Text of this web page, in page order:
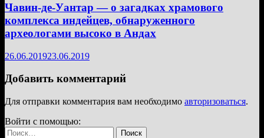
Чавин-де-Уантар — о загадках храмового
комплекса индейцев, обнаруженного
археологами высоко в Андах
26.06.201923.06.2019
Добавить комментарий
Для отправки комментария вам необходимо авторизоваться.
Войти с помощью:
Найти: